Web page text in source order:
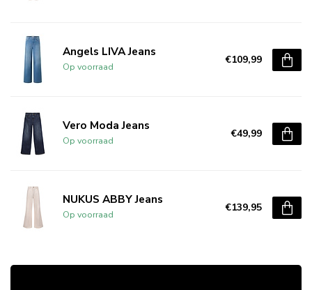
Angels LIVA Jeans
Op voorraad
€109,99
Vero Moda Jeans
Op voorraad
€49,99
NUKUS ABBY Jeans
Op voorraad
€139,95